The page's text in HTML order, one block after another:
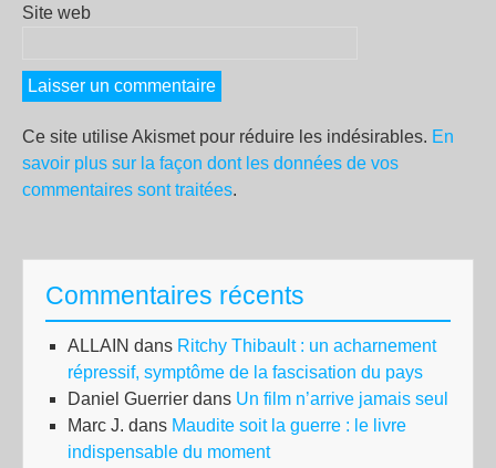
Site web
Ce site utilise Akismet pour réduire les indésirables. En
savoir plus sur la façon dont les données de vos
commentaires sont traitées.
Commentaires récents
ALLAIN dans Ritchy Thibault : un acharnement
répressif, symptôme de la fascisation du pays
Daniel Guerrier dans Un film n’arrive jamais seul
Marc J. dans Maudite soit la guerre : le livre
indispensable du moment